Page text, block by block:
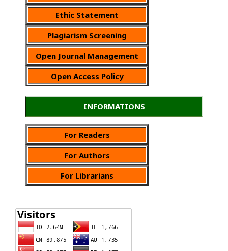
Ethic Statement
Plagiarism Screening
Open Journal Management
Open Access Policy
INFORMATIONS
For Readers
For Authors
For Librarians